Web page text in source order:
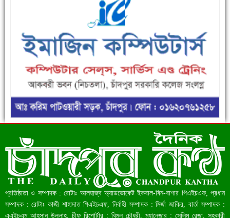
ফরিদগঞ্জে ড্রেন ও সড়ক নির্মাণে ধীরগতি জনদুর্ভোগ চরমে
রেকর্ড ৪৫.৪৬ বিলিয়ন ডলারের রিজার্ভ
প্রতিষ্ঠাতা ও সম্পাদক : রোটাঃ আলহাজ্ব অ্যাডভোকেট ইকবাল-বিন-বাশার পিএইচএফ, প্রধান
সম্পাদক : রোটাঃ কাজী শাহাদাত পিএইচএফ, নির্বাহী সম্পাদক : মির্জা জাকির, বার্তা সম্পাদক :
এএইচএম আহসান উল্লাহ্, চীফ রিপোর্টার : বিমল চৌধুরী, ম্যানেজার : সেলিম রেজা, সহকারী